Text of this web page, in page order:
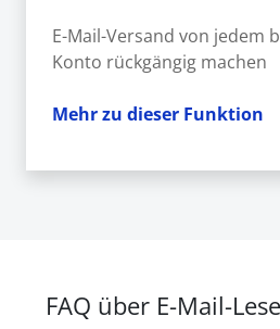
E-Mail-Versand von jedem
Konto rückgängig machen
Mehr zu dieser Funktion
FAQ über E-Mail-